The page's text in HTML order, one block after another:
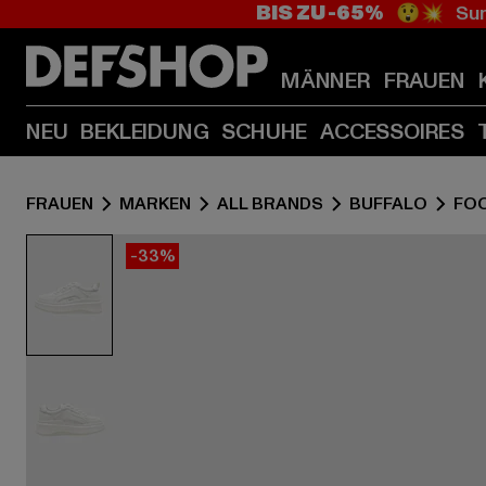
BIS ZU -65% 😲💥
MÄNNER FRAUEN
NEU BEKLEIDUNG SCHUHE ACCESSOIRES
FRAUEN MARKEN ALL BRANDS BUFFALO
-33%